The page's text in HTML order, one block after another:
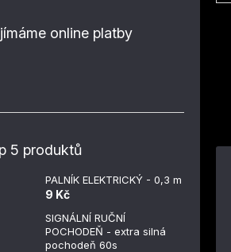
online platby
5 produktů
PALNÍK ELEKTRICKÝ - 0,3 m
9 Kč
SIGNÁLNÍ RUČNÍ
POCHODEŇ - extra silná
pochodeň 60s